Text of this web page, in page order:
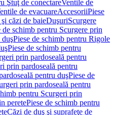
Ştuţ de conectareVentile de
de evacuareAccesoriiPiese
căzi de baieDuşuriScurgere
de schimb pentru Scurgere prin
duşPiese de schimb pentru Rigole
Piese de schimb pentru
prin pardoseală pentru
prin pardoseală pentru
pentru duşPiese de
prin pardoseală pentru
pentru Scurgeri prin
peretePiese de schimb pentru
Căzi de duş şi suprafeţe de